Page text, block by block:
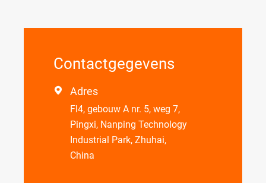
Contactgegevens
 Adres
Fl4, gebouw A nr. 5, weg 7,
Pingxi, Nanping Technology
Industrial Park, Zhuhai,
China